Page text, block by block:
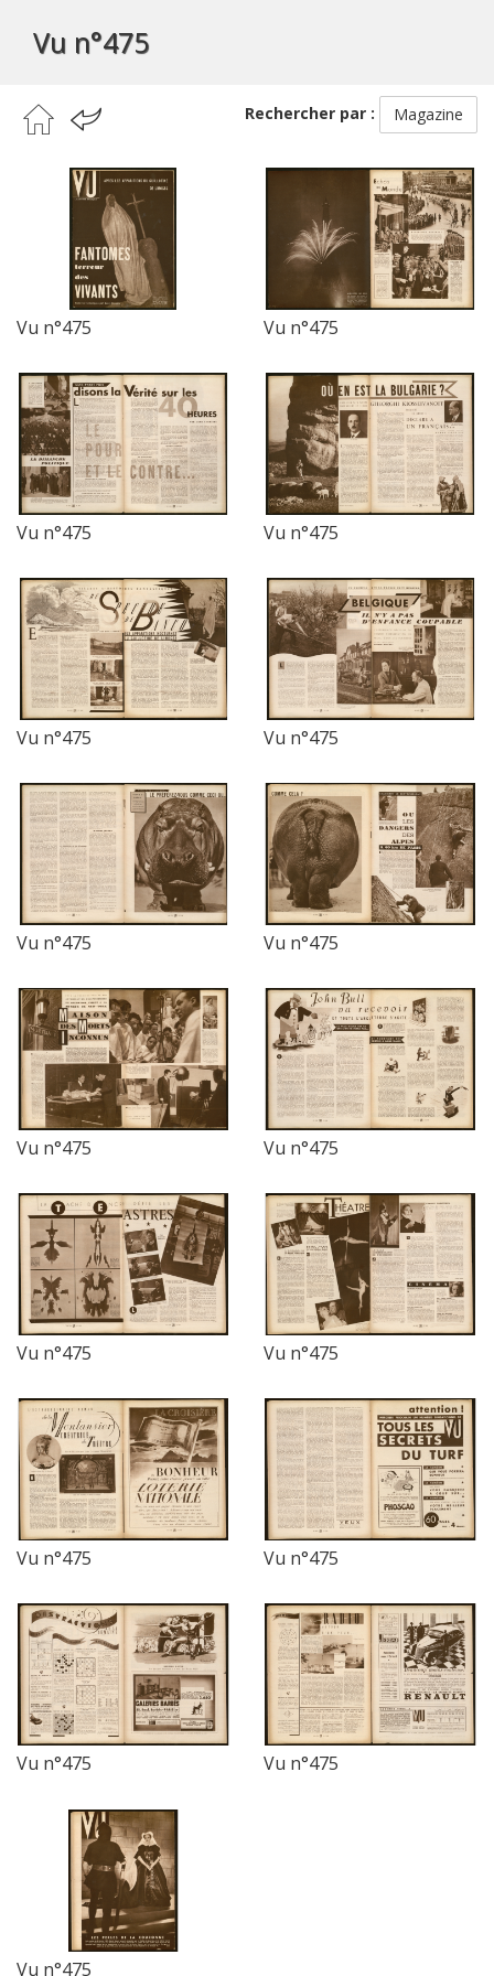
Vu n°475
Rechercher par : Magazine
Vu n°475 Vu n°475
Vu n°475 Vu n°475
Vu n°475 Vu n°475
Vu n°475 Vu n°475
Vu n°475 Vu n°475
Vu n°475 Vu n°475
Vu n°475 Vu n°475
Vu n°475 Vu n°475
Vu n°475